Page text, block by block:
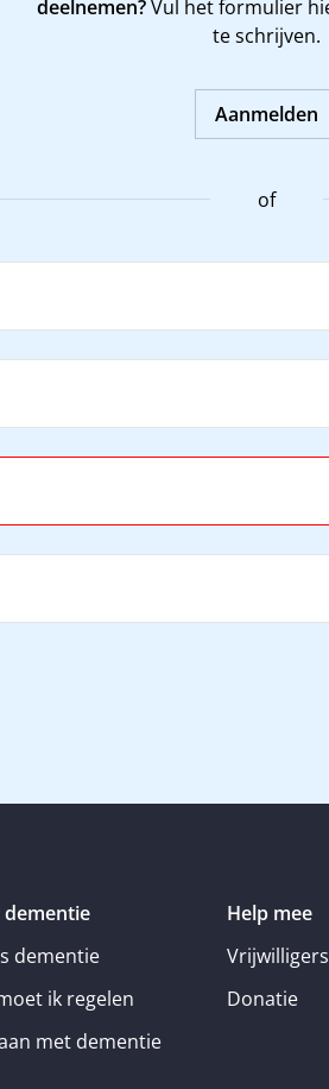
deelnemen?Vul het formulier
te schrijven.
Aanmelden
of
dementie
dementie
ik regelen
met dementie
Help mee
Vrijwilligers
Donatie